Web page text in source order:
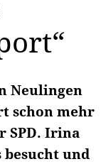
Neulingen
schon mehr
SPD. Irina
und